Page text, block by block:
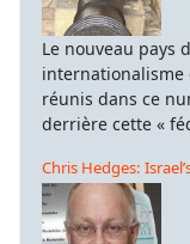
Le nouveau pays
internationalisme
réunis dans ce
derrière cette «
Chris Hedges: